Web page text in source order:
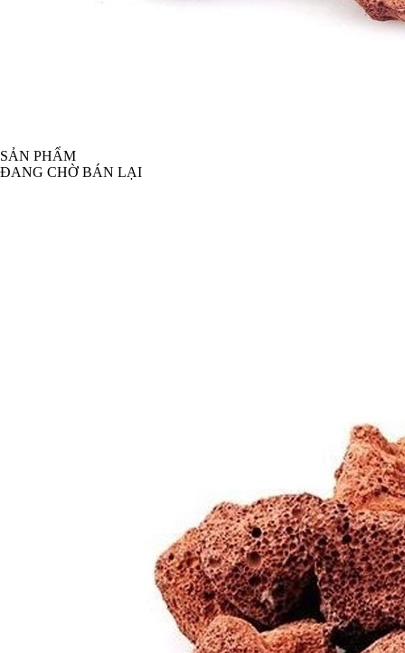
SẢN PHẨM
ĐANG CHỜ BÁN LẠI